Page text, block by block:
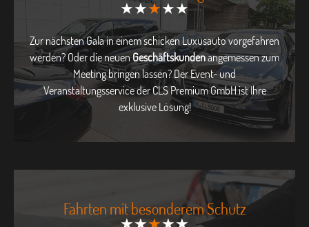
★★★★★
Zur nächsten Gala in einem schicken Luxusauto vorgefahren
werden? Oder die neuenGeschäftskundenangemessen zum
Meeting bringen lassen? Der Event- und
Veranstaltungsservice der CLS Premium GmbH ist Ihre
exklusive Lösung!
Fahrten mit besonderem Schutz